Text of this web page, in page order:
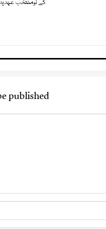
کے نومنتخب
published.